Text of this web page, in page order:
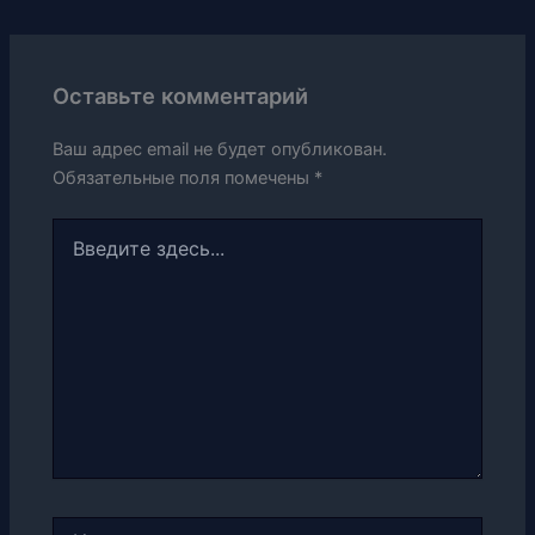
Оставьте комментарий
Ваш адрес email не будет опубликован.
Обязательные поля помечены *
здесь...